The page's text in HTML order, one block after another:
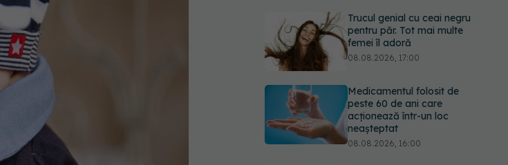
Medicamentul folosit de
peste 60 de ani care
acționează într-un loc
neașteptat
Trucul simplu care face
pepenele verde mult mai
ușor de tăiat
08.08.2026, 15:32